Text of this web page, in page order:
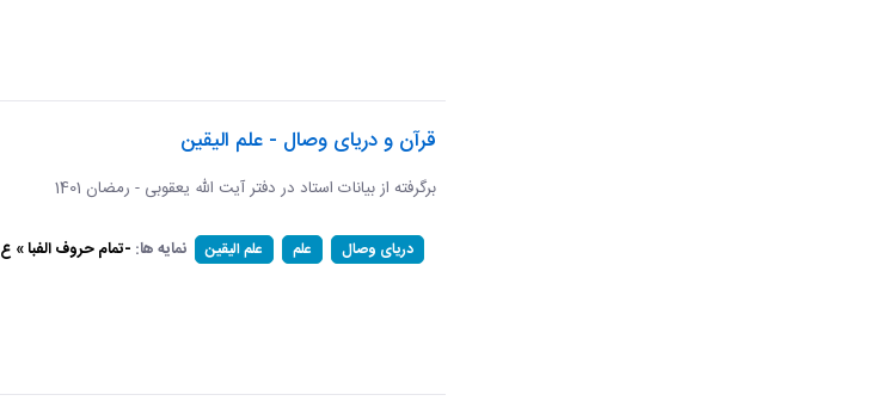
قرآن و دریای وصال - علم الیقین
برگرفته از بیانات استاد در دفتر آیت الله یعقوبی - رمضان 1401
دریای وصال علم علم الیقین نمایه ها: -تمام حروف الفبا » ع